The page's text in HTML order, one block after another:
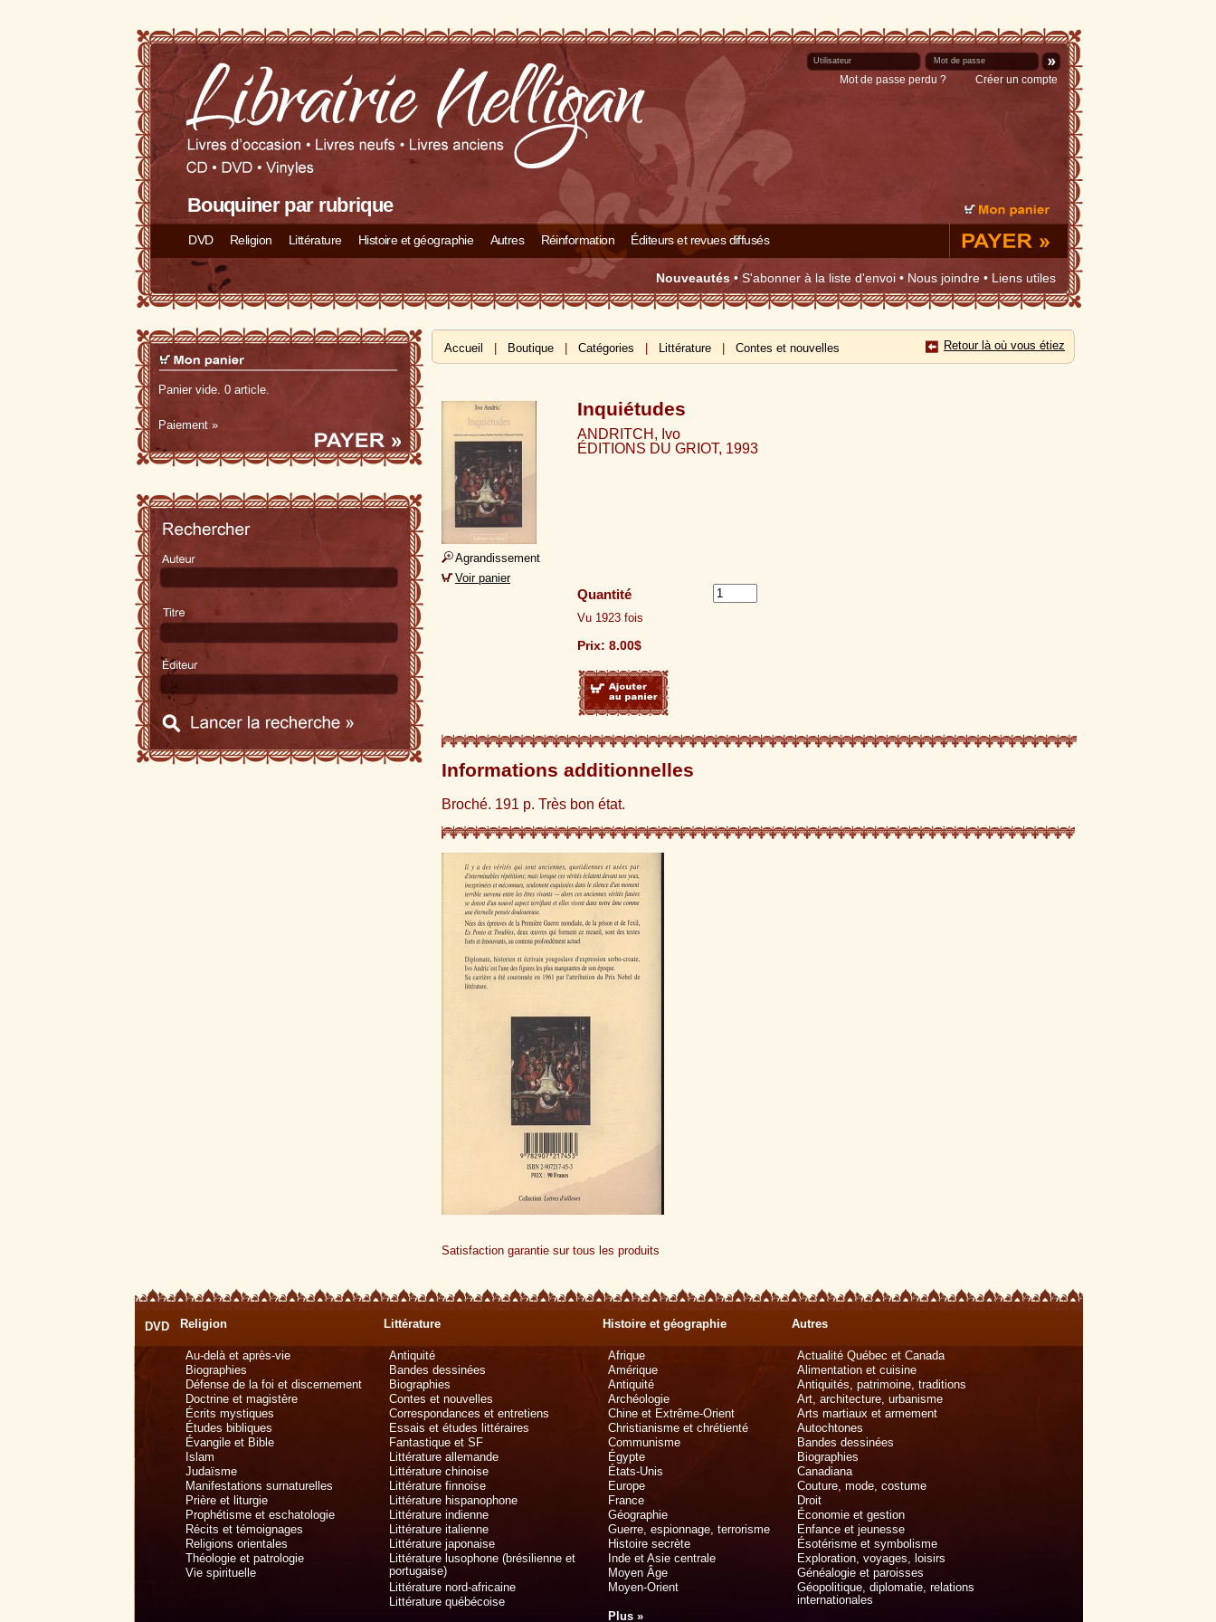
Mot de passe perdu ? Créer un compte
Bouquiner par rubrique
DVD Religion Littérature Histoire et géographie Autres Réinformation Éditeurs et revues diffusés
Nouveautés•S'abonner à la liste d'envoi• Nous joindre• Liens utiles
Panier vide. 0 article.
Paiement »
Accueil Boutique Catégories Littérature Contes et nouvelles
Agrandissement
Voir panier
Retour là où vous étiez
Inquiétudes
ANDRITCH, Ivo
ÉDITIONS DU GRIOT, 1993
Quantité
Vu 1923 fois
Prix: 8.00$
Informations additionnelles
Broché. 191 p. Très bon état.
Satisfaction garantie sur tous les produits
DVD Religion
Au-delà et après-vie
Biographies
Défense de la foi et discernement
Doctrine et magistère
Écrits mystiques
Études bibliques
Évangile et Bible
Islam
Judaïsme
Manifestations surnaturelles
Prière et liturgie
Prophétisme et eschatologie
Récits et témoignages
Religions orientales
Théologie et patrologie
Vie spirituelle
Littérature
Antiquité
Bandes dessinées
Biographies
Contes et nouvelles
Correspondances et entretiens
Essais et études littéraires
Fantastique et SF
Littérature allemande
Littérature chinoise
Littérature finnoise
Littérature hispanophone
Littérature indienne
Littérature italienne
Littérature japonaise
Littérature lusophone (brésilienne et
portugaise)
Littérature nord-africaine
Littérature québécoise
Histoire et géographie
Afrique
Amérique
Antiquité
Archéologie
Chine et Extrême-Orient
Christianisme et chrétienté
Communisme
Égypte
États-Unis
Europe
France
Géographie
Guerre, espionnage, terrorisme
Histoire secrète
Inde et Asie centrale
Moyen Âge
Moyen-Orient
Plus »
Autres
Actualité Québec et Canada
Alimentation et cuisine
Antiquités, patrimoine, traditions
Art, architecture, urbanisme
Arts martiaux et armement
Autochtones
Bandes dessinées
Biographies
Canadiana
Couture, mode, costume
Droit
Économie et gestion
Enfance et jeunesse
Ésotérisme et symbolisme
Exploration, voyages, loisirs
Généalogie et paroisses
Géopolitique, diplomatie, relations
internationales